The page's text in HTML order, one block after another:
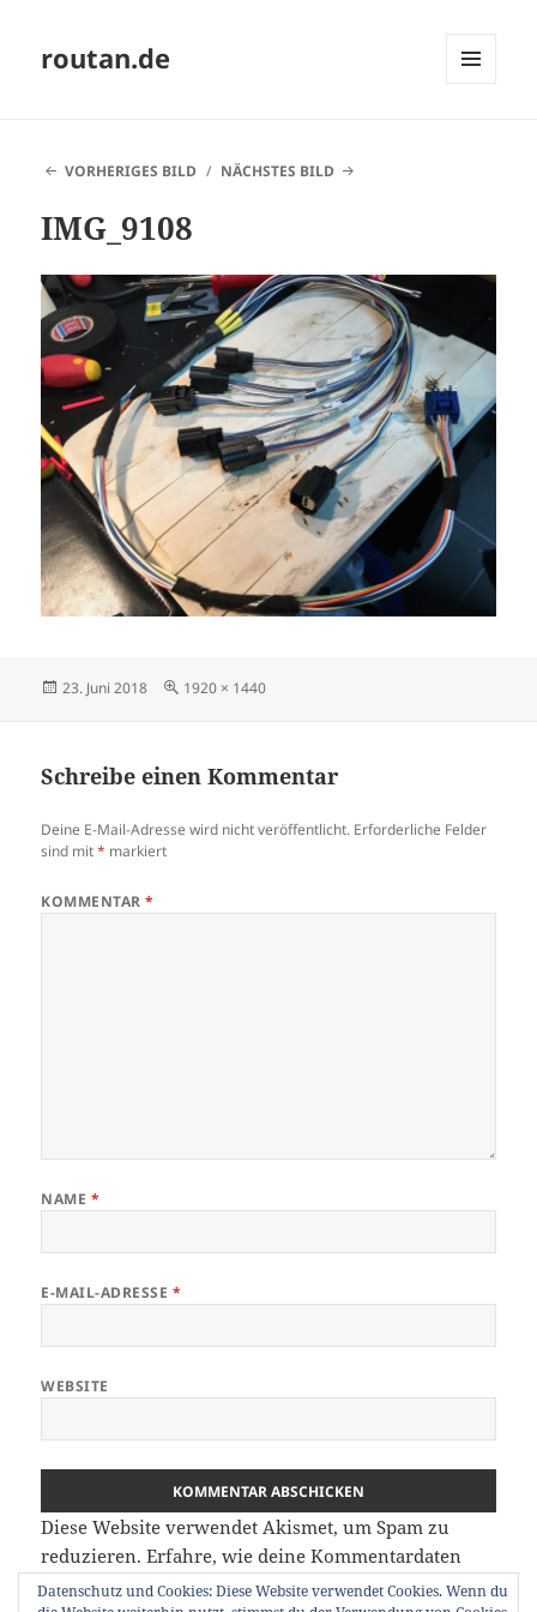
routan.de
VORHERIGES BILD
NÄCHSTES BILD
IMG_9108
Veröffentlicht
23. Juni 2018 Originalgröße
1920 × 1440
Schreibe einen Kommentar
Deine E-Mail-Adresse wird nicht veröffentlicht. Erforderliche Felder
sind mit* markiert
KOMMENTAR*
NAME *
E-MAIL-ADRESSE *
WEBSITE
Diese Website verwendet Akismet, um Spam zu
reduzieren.Erfahre, wie deine Kommentardaten
verarbeitet werden.
Datenschutz und Cookies: Diese Website verwendet Cookies. Wenn du